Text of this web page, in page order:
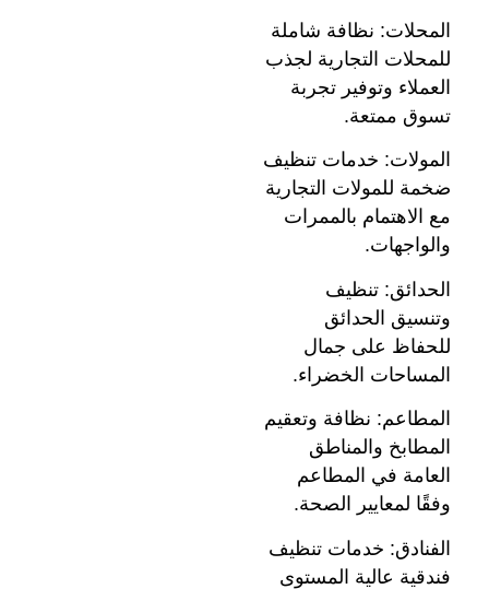
المحلات: نظافة شاملة
للمحلات التجارية لجذب
العملاء وتوفير تجربة
تسوق ممتعة.
المولات: خدمات تنظيف
ضخمة للمولات التجارية
مع الاهتمام بالممرات
والواجهات.
الحدائق: تنظيف
وتنسيق الحدائق
للحفاظ على جمال
المساحات الخضراء.
المطاعم: نظافة وتعقيم
المطابخ والمناطق
العامة في المطاعم
وفقًا لمعايير الصحة.
الفنادق: خدمات تنظيف
فندقية عالية المستوى